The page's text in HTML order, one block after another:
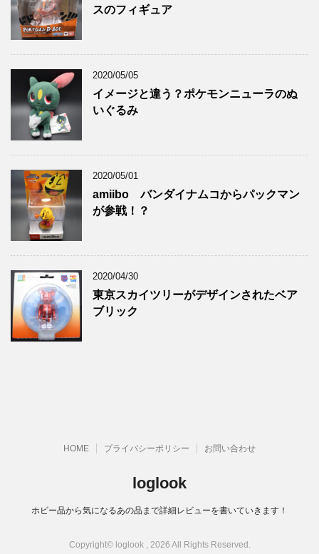
スのフィギュア
2020/05/05
イメージと違う？ポケモンニューラのぬ
いぐるみ
2020/05/01
amiibo バンダイナムコからパックマン
が参戦！？
2020/04/30
東京スカイツリーがデザインされたベア
ブリック
HOME プライバシーポリシー お問い合わせ
loglook
ホビー品から気になるあの品まで詳細レビューを書いていきます！
Copyright© loglook , 2026 All Rights Reserved.